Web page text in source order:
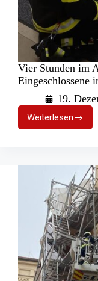
Vier Stunden im
Eingeschlossene
19.
Weiterlesen
Vier
Stunden
Feuerwehr
befreit
in
München